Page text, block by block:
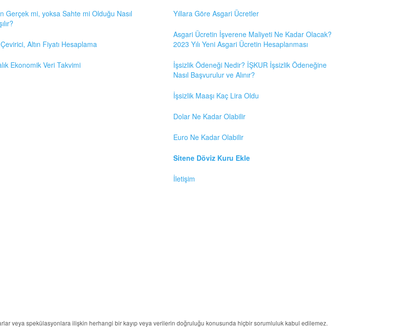
Gerçek mi, yoksa Sahte mi Olduğu Nasıl
Altın Fiyatı Hesaplama
Ekonomik Veri Takvimi
Yıllara Göre Asgari Ücretler
Asgari Ücretin İşverene Maliyeti Ne Kadar Olacak?
2023 Yılı Yeni Asgari Ücretin Hesaplanması
İşsizlik Ödeneği Nedir? İŞKUR İşsizlik Ödeneğine
Nasıl Başvurulur ve Alınır?
İşsizlik Maaşı Kaç Lira Oldu
Dolar Ne Kadar Olabilir
Euro Ne Kadar Olabilir
Sitene Döviz Kuru Ekle
İletişim
veya spekülasyonlara ilişkin herhangi bir kayıp veya verilerin doğruluğu konusunda hiçbir sorumluluk kabul edilemez.